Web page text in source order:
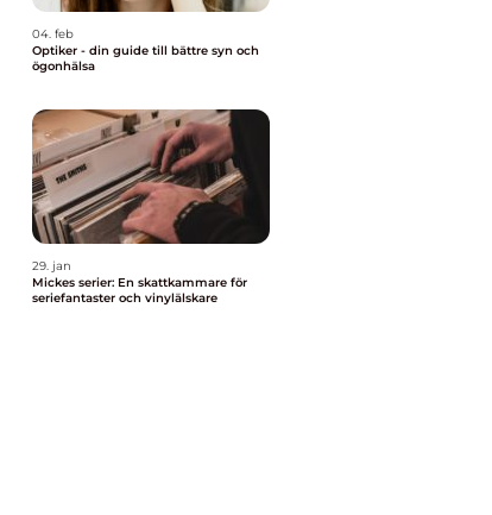
04. feb
Optiker - din guide till bättre syn och
ögonhälsa
29. jan
Mickes serier: En skattkammare för
seriefantaster och vinylälskare